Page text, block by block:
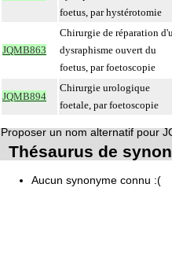
foetus, par hystérotomie
JQMB863
Chirurgie de réparation
dysraphisme ouvert du
foetus, par foetoscopie
JQMB894
Chirurgie urologique
foetale, par foetoscopie
Proposer un nom alternatif pour
Thésaurus de
Aucun synonyme connu :(